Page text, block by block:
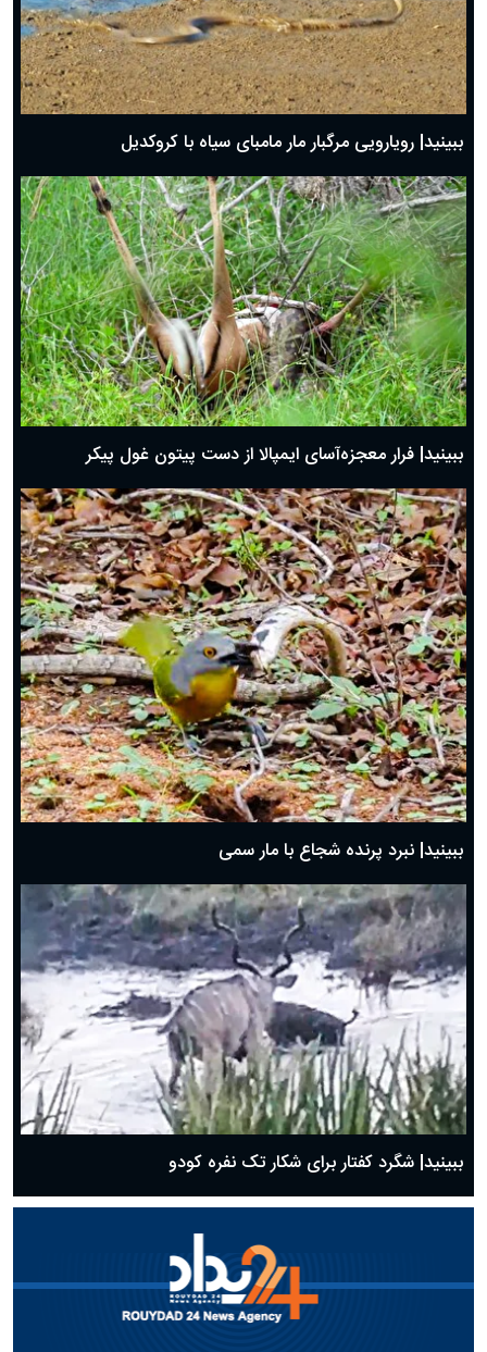
ببینید| رویارویی مرگبار مار مامبای سیاه با کروکدیل
ببینید| فرار معجزه‌آسای ایمپالا از دست پیتون غول پیکر
ببینید| نبرد پرنده شجاع با مار سمی
ببینید| شگرد کفتار برای شکار تک نفره کودو